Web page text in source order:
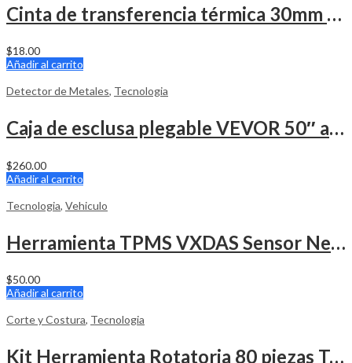
Cinta de transferencia térmica 30mm x 100m Negro (Ribbon)
$18.00
Añadir al carrito
Detector de Metales, Tecnologia
Caja de esclusa plegable VEVOR 50″ aluminio
$260.00
Añadir al carrito
Tecnologia, Vehiculo
Herramienta TPMS VXDAS Sensor Neumatico
$50.00
Añadir al carrito
Corte y Costura, Tecnologia
Kit Herramienta Rotatoria 80 piezas TACKLIFE